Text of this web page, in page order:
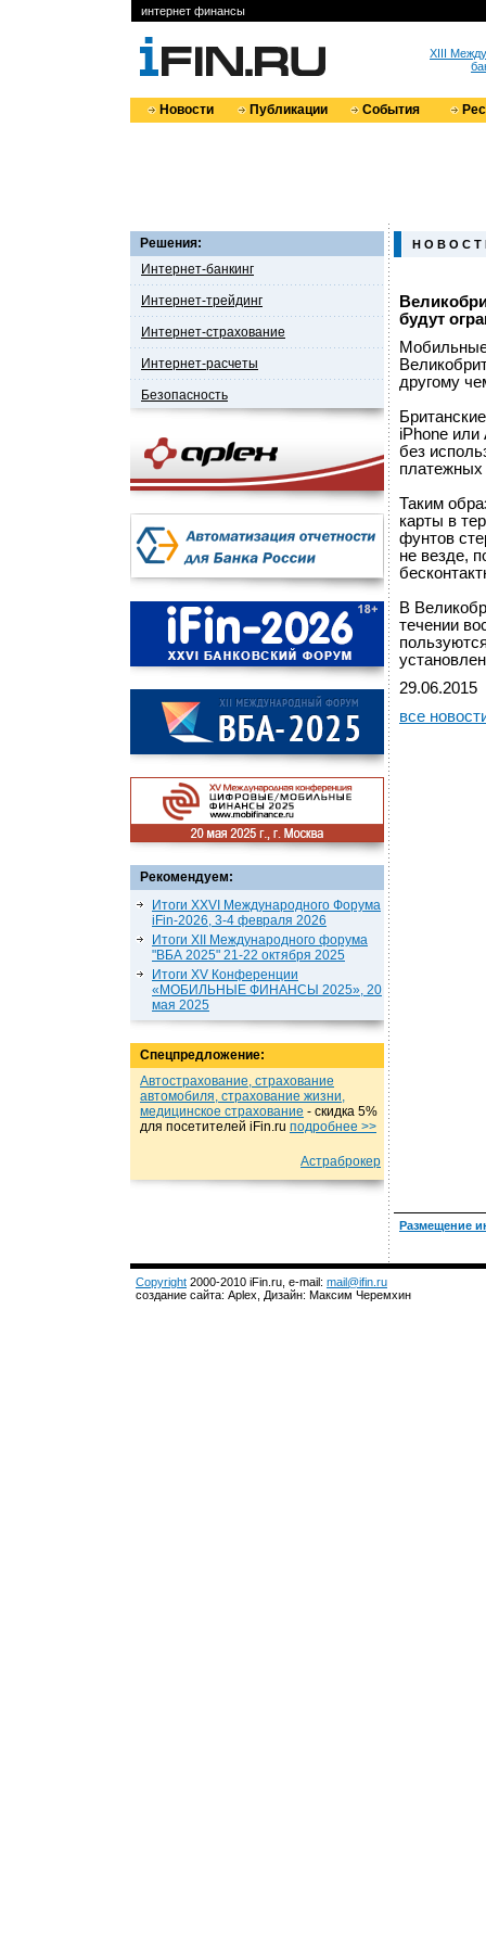
интернет финансы
XIII
Новости Публикации События
Решения:
Интернет-банкинг
Интернет-трейдинг
Интернет-страхование
Интернет-расчеты
Безопасность
Рекомендуем:
Итоги XXVI Международного Форума
iFin-2026, 3-4 февраля 2026
Итоги XII Международного форума
"ВБА 2025" 21-22 октября 2025
Итоги XV Конференции
«МОБИЛЬНЫЕ ФИНАНСЫ 2025», 20
мая 2025
Спецпредложение:
Автострахование, страхование
автомобиля, страхование жизни,
медицинское страхование - cкидка 5%
для посетителей iFin.ru подробнеe >>
Астраброкер
Н О В О С Т
будут
другому
iPhone или
без
платежных
Таким
карты в
фунтов
не везде,
В
течении
29.06.2015
все
Размещение
Copyright 2000-2010 iFin.ru, e-mail: mail@ifin.ru
создание сайта: Aplex, Дизайн: Максим Черемхин